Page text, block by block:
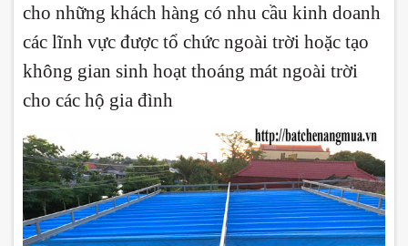
cho những khách hàng có nhu cầu kinh doanh
các lĩnh vực được tổ chức ngoài trời hoặc tạo
không gian sinh hoạt thoáng mát ngoài trời
cho các hộ gia đình